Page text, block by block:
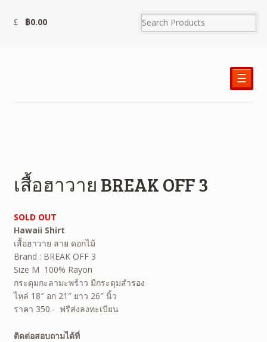
฿0.00
☰
เสื้อฮาวาย BREAK OFF 3
SOLD OUT
Hawaii Shirt
เสื้อฮาวาย ลาย ดอกไม้
Brand : BREAK OFF 3
Size M 100% Rayon
กระดุมกะลามะพร้าว มีกระดุมสำรอง
ไหล่ 18″ อก 21″ ยาว 26″ นิ้ว
ราคา 350.- ฟรีส่งลงทะเบียน
ติดต่อสอบถามได้ที่